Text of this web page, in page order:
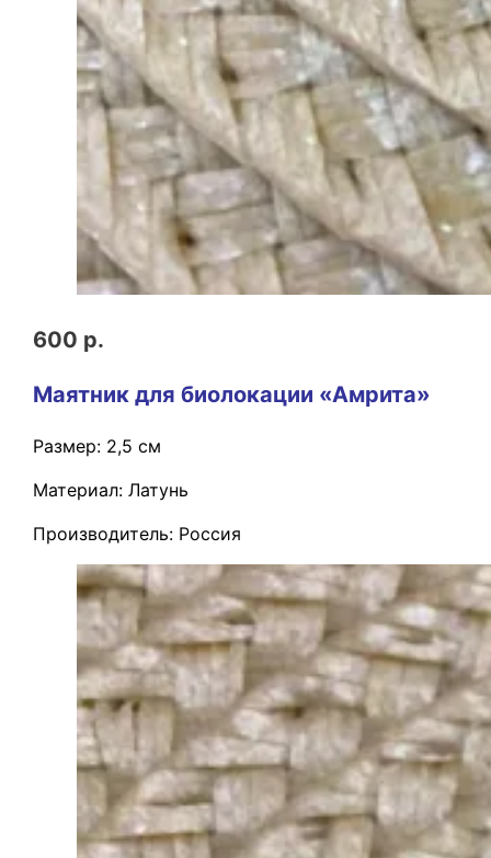
600 р.
Маятник для биолокации «Амрита»
Размер: 2,5 см
Материал: Латунь
Производитель: Россия